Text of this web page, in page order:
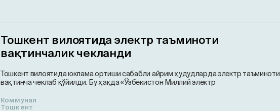
Тошкент вилоятида электр таъминоти
вақтинчалик чекланди
Тошкент вилоятида юклама ортиши сабабли айрим ҳудудларда электр таъминоти
вақтинча чеклаб қўйилди. Бу ҳақда «Ўзбекистон Миллий электр
Коммунал
Тошкент